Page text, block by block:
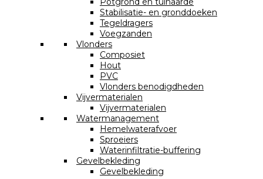
Stabilisatie- en gronddoeken
Tegeldragers
Voegzanden
Vlonders
Composiet
Hout
PVC
Vlonders benodigdheden
Vijvermaterialen
Vijvermaterialen
Watermanagement
Hemelwaterafvoer
Sproeiers
Waterinfiltratie-buffering
Gevelbekleding
Gevelbekleding